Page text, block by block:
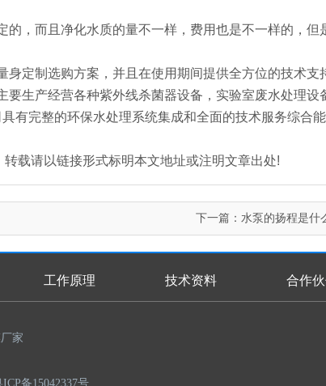
，而且净化水质的量不一样，费用也是不一样的，但
定制选购方案，并且在使用期间提供全方位的技术支
生产经营各种紫外线杀菌器设备，实验室废水处理设
有完整的环保水处理系统集成和全面的技术服务综合
载请以链接形式标明本文地址或注明文章出处!
下一篇： 水泵的扬程是什
工作原理 技术资料 合作
家
ICP备15042337号